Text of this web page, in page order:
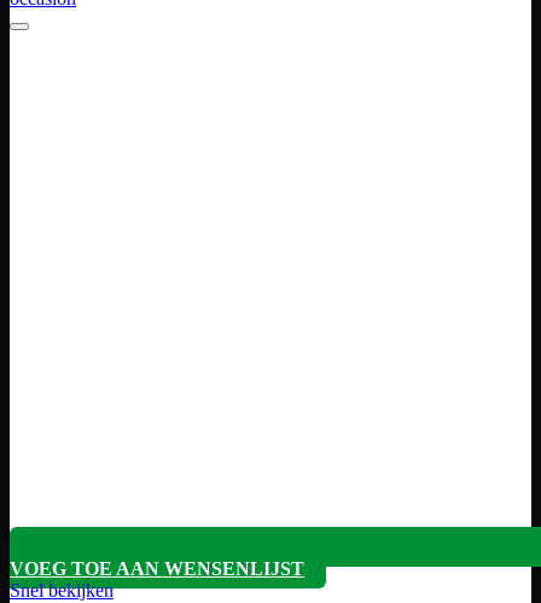
VOEG TOE AAN WENSENLIJST
Snel bekijken